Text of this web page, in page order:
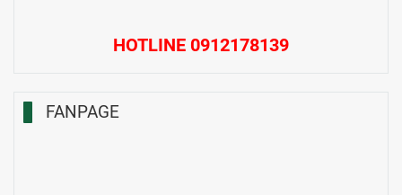
HOTLINE 0912178139
FANPAGE